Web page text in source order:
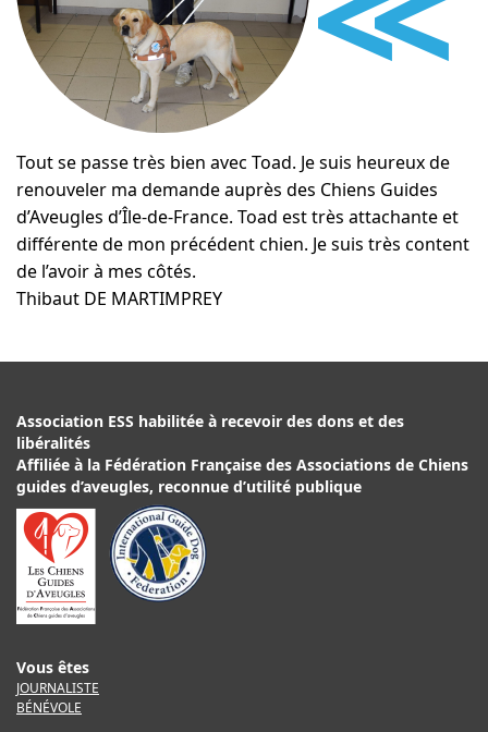
Tout se passe très bien avec Toad. Je suis heureux de
renouveler ma demande auprès des Chiens Guides
d’Aveugles d’Île-de-France. Toad est très attachante et
différente de mon précédent chien. Je suis très content
de l’avoir à mes côtés.
Thibaut DE MARTIMPREY
Association ESS habilitée à recevoir des dons et des
libéralités
Affiliée à la Fédération Française des Associations de Chiens
guides d’aveugles, reconnue d’utilité publique
Vous êtes
JOURNALISTE
BÉNÉVOLE